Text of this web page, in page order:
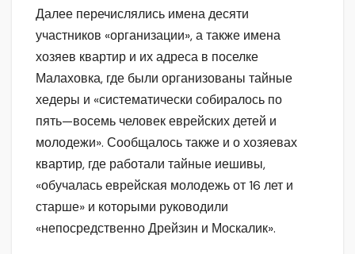
Далее перечислялись имена десяти
участников «организации», а также имена
хозяев квартир и их адреса в поселке
Малаховка, где были организованы тайные
хедеры и «систематически собиралось по
пять—восемь человек еврейских детей и
молодежи». Сообщалось также и о хозяевах
квартир, где работали тайные иешивы,
«обучалась еврейская молодежь от 16 лет и
старше» и которыми руководили
«непосредственно Дрейзин и Москалик».